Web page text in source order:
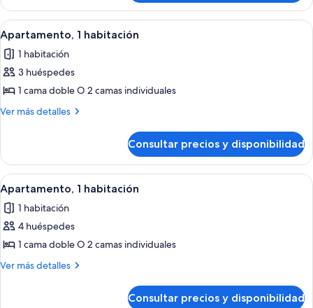
1
habitación
Abrir
todas
las
fotos
de
Apartamento,
Habitación de hotel con cama,
11
Apartamento, 1 habitación
1 habitación
3 huéspedes
1 cama doble O 2 camas individuales
Ver más detalles
Más
1
habitación
Consultar precios y disponibilidad
Abrir
todas
las
fotos
de
Apartamento,
Habitación de hotel con cama,
11
Apartamento, 1 habitación
1 habitación
4 huéspedes
1 cama doble O 2 camas individuales
Ver más detalles
Más
Consultar precios y disponibilidad